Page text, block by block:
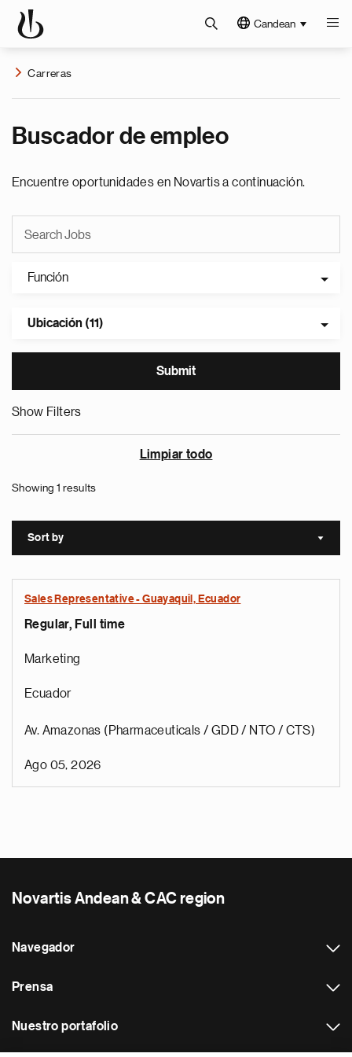
Candean
Carreras
Buscador de empleo
Encuentre oportunidades en Novartis a continuación.
Función
Ubicación (11)
Show Filters
Limpiar todo
Showing 1 results
Sort by Sort
Sales Representative - Guayaquil, Ecuador
Regular, Full time
Marketing
Ecuador
Av. Amazonas (Pharmaceuticals / GDD / NTO / CTS)
Ago 05, 2026
Novartis Andean & CAC region
Navegador
Prensa
Nuestro portafolio